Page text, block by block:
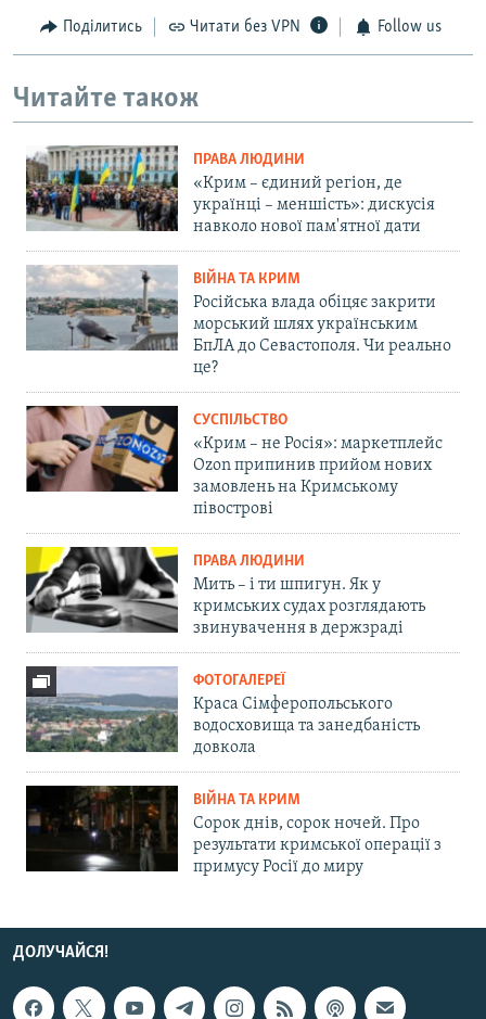
Поділитись Читати без VPN Follow us
Читайте також
ПРАВА ЛЮДИНИ
«Крим – єдиний регіон, де
українці – меншість»: дискусія
навколо нової пам'ятної дати
ВІЙНА ТА КРИМ
Російська влада обіцяє закрити
морський шлях українським
БпЛА до Севастополя. Чи реально
це?
СУСПІЛЬСТВО
«Крим – не Росія»: маркетплейс
Ozon припинив прийом нових
замовлень на Кримському
півострові
ПРАВА ЛЮДИНИ
Мить – і ти шпигун. Як у
кримських судах розглядають
звинувачення в держзраді
ФОТОГАЛЕРЕЇ
Краса Сімферопольського
водосховища та занедбаність
довкола
ВІЙНА ТА КРИМ
Сорок днів, сорок ночей. Про
результати кримської операції з
примусу Росії до миру
ДОЛУЧАЙСЯ!